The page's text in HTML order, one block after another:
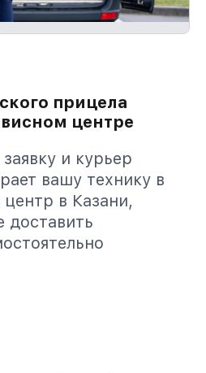
прицела
центре
и курьер
вашу технику в
в Казани,
доставить